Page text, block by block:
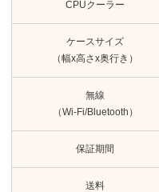
CPUクーラー
ケースサイズ
（幅x高さx奥行き）
無線
（Wi-Fi/Bluetooth）
保証期間
送料